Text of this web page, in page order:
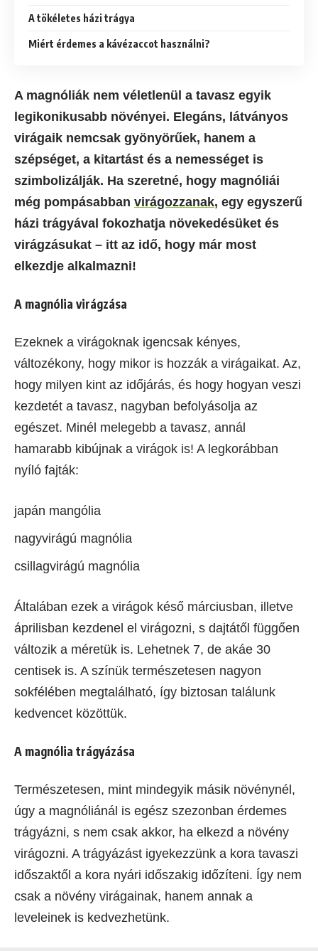
A tökéletes házi trágya
Miért érdemes a kávézaccot használni?
A magnóliák nem véletlenül a tavasz egyik
legikonikusabb növényei. Elegáns, látványos
virágaik nemcsak gyönyörűek, hanem a
szépséget, a kitartást és a nemességet is
szimbolizálják. Ha szeretné, hogy magnóliái
még pompásabban virágozzanak, egy egyszerű
házi trágyával fokozhatja növekedésüket és
virágzásukat – itt az idő, hogy már most
elkezdje alkalmazni!
A magnólia virágzása
Ezeknek a virágoknak igencsak kényes,
változékony, hogy mikor is hozzák a virágaikat. Az,
hogy milyen kint az időjárás, és hogy hogyan veszi
kezdetét a tavasz, nagyban befolyásolja az
egészet. Minél melegebb a tavasz, annál
hamarabb kibújnak a virágok is! A legkorábban
nyíló fajták:
japán mangólia
nagyvirágú magnólia
csillagvirágú magnólia
Általában ezek a virágok késő márciusban, illetve
áprilisban kezdenel el virágozni, s dajtátől függően
változik a méretük is. Lehetnek 7, de akáe 30
centisek is. A színük természetesen nagyon
sokfélében megtalálható, így biztosan találunk
kedvencet közöttük.
A magnólia trágyázása
Természetesen, mint mindegyik másik növénynél,
úgy a magnóliánál is egész szezonban érdemes
trágyázni, s nem csak akkor, ha elkezd a növény
virágozni. A trágyázást igyekezzünk a kora tavaszi
időszaktől a kora nyári időszakig időzíteni. Így nem
csak a növény virágainak, hanem annak a
leveleinek is kedvezhetünk.